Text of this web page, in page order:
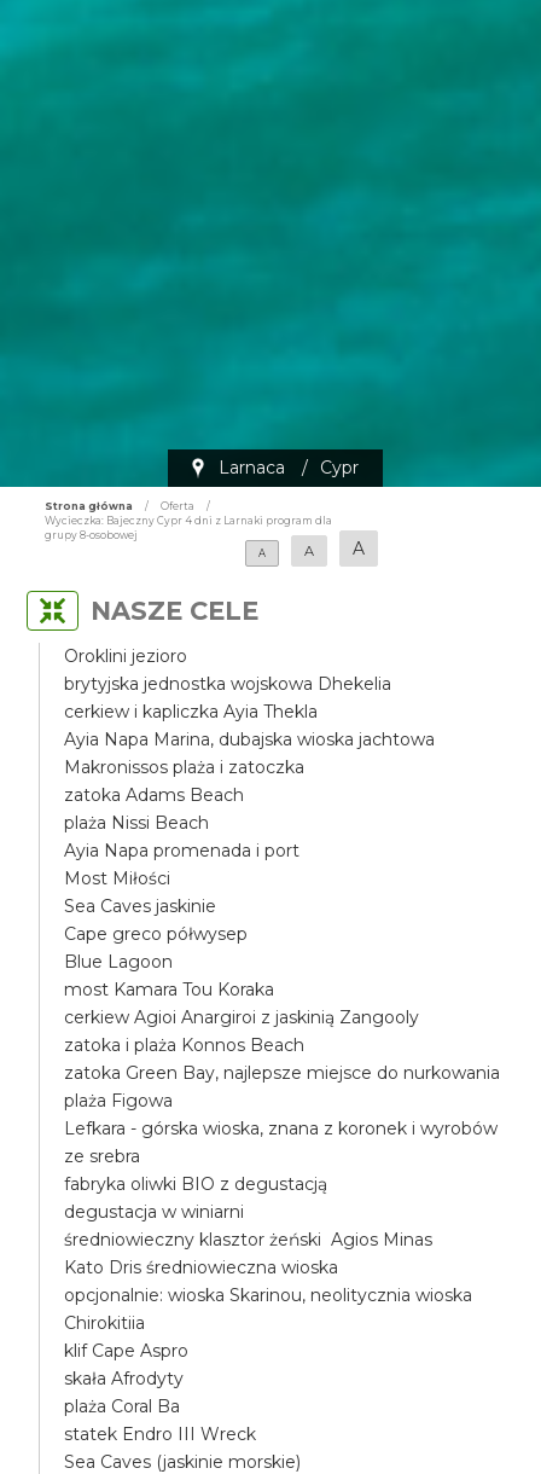
Larnaca / Cypr
Strona główna / Oferta
/
Wycieczka: Bajeczny Cypr 4 dni z Larnaki program dla
grupy 8-osobowej
A
A A
NASZE CELE
Oroklini jezioro
brytyjska jednostka wojskowa Dhekelia
cerkiew i kapliczka Ayia Thekla
Ayia Napa Marina, dubajska wioska jachtowa
Makronissos plaża i zatoczka
zatoka Adams Beach
plaża Nissi Beach
Ayia Napa promenada i port
Most Miłości
Sea Caves jaskinie
Cape greco półwysep
Blue Lagoon
most Kamara Tou Koraka
cerkiew Agioi Anargiroi z jaskinią Zangooly
zatoka i plaża Konnos Beach
zatoka Green Bay, najlepsze miejsce do nurkowania
plaża Figowa
Lefkara - górska wioska, znana z koronek i wyrobów
ze srebra
fabryka oliwki BIO z degustacją
degustacja w winiarni
średniowieczny klasztor żeński Agios Minas
Kato Dris średniowieczna wioska
opcjonalnie: wioska Skarinou, neolitycznia wioska
Chirokitiia
klif Cape Aspro
skała Afrodyty
plaża Coral Ba
statek Endro III Wreck
Sea Caves (jaskinie morskie)